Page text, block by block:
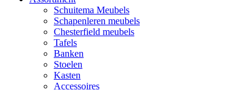
Schuitema Meubels
Schapenleren meubels
Chesterfield meubels
Tafels
Banken
Stoelen
Kasten
Accessoires